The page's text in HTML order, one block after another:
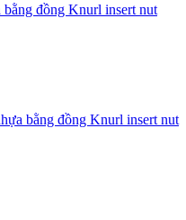
đồng Knurl insert nut
bằng đồng Knurl insert nut